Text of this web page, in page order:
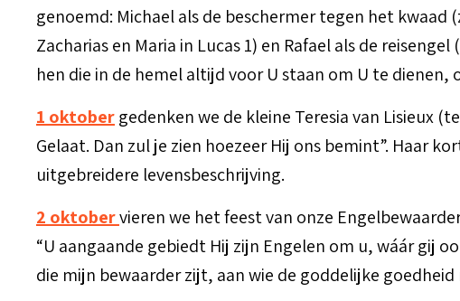
genoemd: Michael als de beschermer tegen het kwaad
Zacharias en Maria in Lucas 1) en Rafael als de
hen die in de hemel altijd voor U staan om U te dienen,
1 oktobergedenken we de kleine Teresia van Lisieux
Gelaat. Dan zul je zien hoezeer Hij ons bemint”. Haar
uitgebreidere levensbeschrijving.
2 oktobervieren we het feest van onze
“U aangaande gebiedt Hij zijn Engelen om u, wáár gij
die mijn bewaarder zijt, aan wie de goddelijke